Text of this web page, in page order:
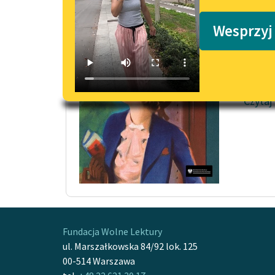
Czytaj
Fundacja Wolne Lektury
ul. Marszałkowska 84/92 lok. 125
00-514 Warszawa